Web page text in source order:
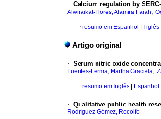
· Calcium regulation by
Alwiraikat-Flores, Alamira Farah;
· resumo em Espanhol Inglês
Artigo original
· Serum nitric oxide
Fuentes-Lerma, Martha Graciela;
· resumo em Inglês Espanhol
· Qualitative public health
Rodríguez-Gómez, Rodolfo